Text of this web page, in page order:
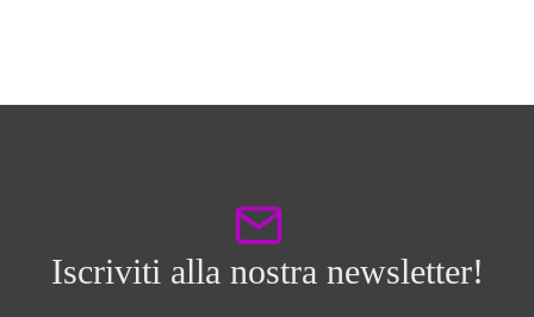
Iscriviti alla nostra newsletter!